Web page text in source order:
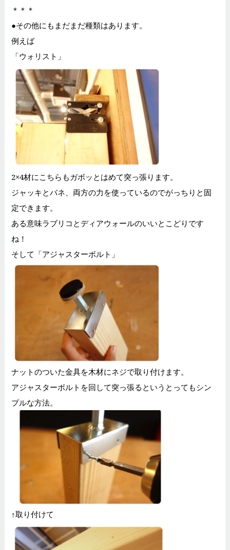
＊＊＊
●その他にもまだまだ種類はあります。
例えば
「ウォリスト」
2×4材にこちらもガボッとはめて突っ張ります。
ジャッキとバネ、両方の力を使っているのでがっちりと固
定できます。
ある意味ラブリコとディアウォールのいいとこどりです
ね！
そして「アジャスターボルト」
ナットのついた金具を木材にネジで取り付けます。
アジャスターボルトを回して突っ張るというとってもシン
プルな方法。
↑取り付けて